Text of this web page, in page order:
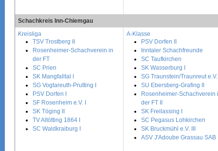
Schachkreis Inn-Chiemgau
Kreisliga
TSV Trostberg II
Rosenheimer-Schachverein in
der FT
SC Prien
SK Mangfalltal I
SG Vogtareuth-Prutting I
PSV Dorfen I
SF Rosenheim e.V. I
SK Töging II
TV Altötting 1864 I
SC Waldkraiburg I
A-Klasse
PSV Dorfen II
Inntaler Schachfreunde
SC Taufkirchen
SK Wasserburg I
SG Traunstein/Traunreut
SU Ebersberg-Grafing II
Rosenheimer-Schachverein
der FT II
SK Freilassing I
SC Pegasus Lohkirchen
SK Bruckmühl e.V. III
ASV J'Adoube Grassau SAB